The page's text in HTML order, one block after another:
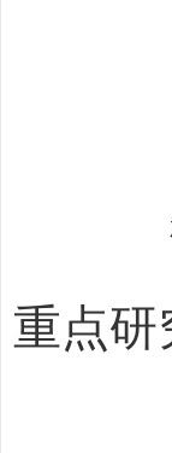
德
重点研
新